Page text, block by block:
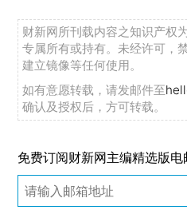
财新网所刊载内容之知识产权
专属所有或持有。未经许可，
建立镜像等任何使用。
如有意愿转载，请发邮件至
确认及授权后，方可转载。
免费订阅财新网主编精选版电